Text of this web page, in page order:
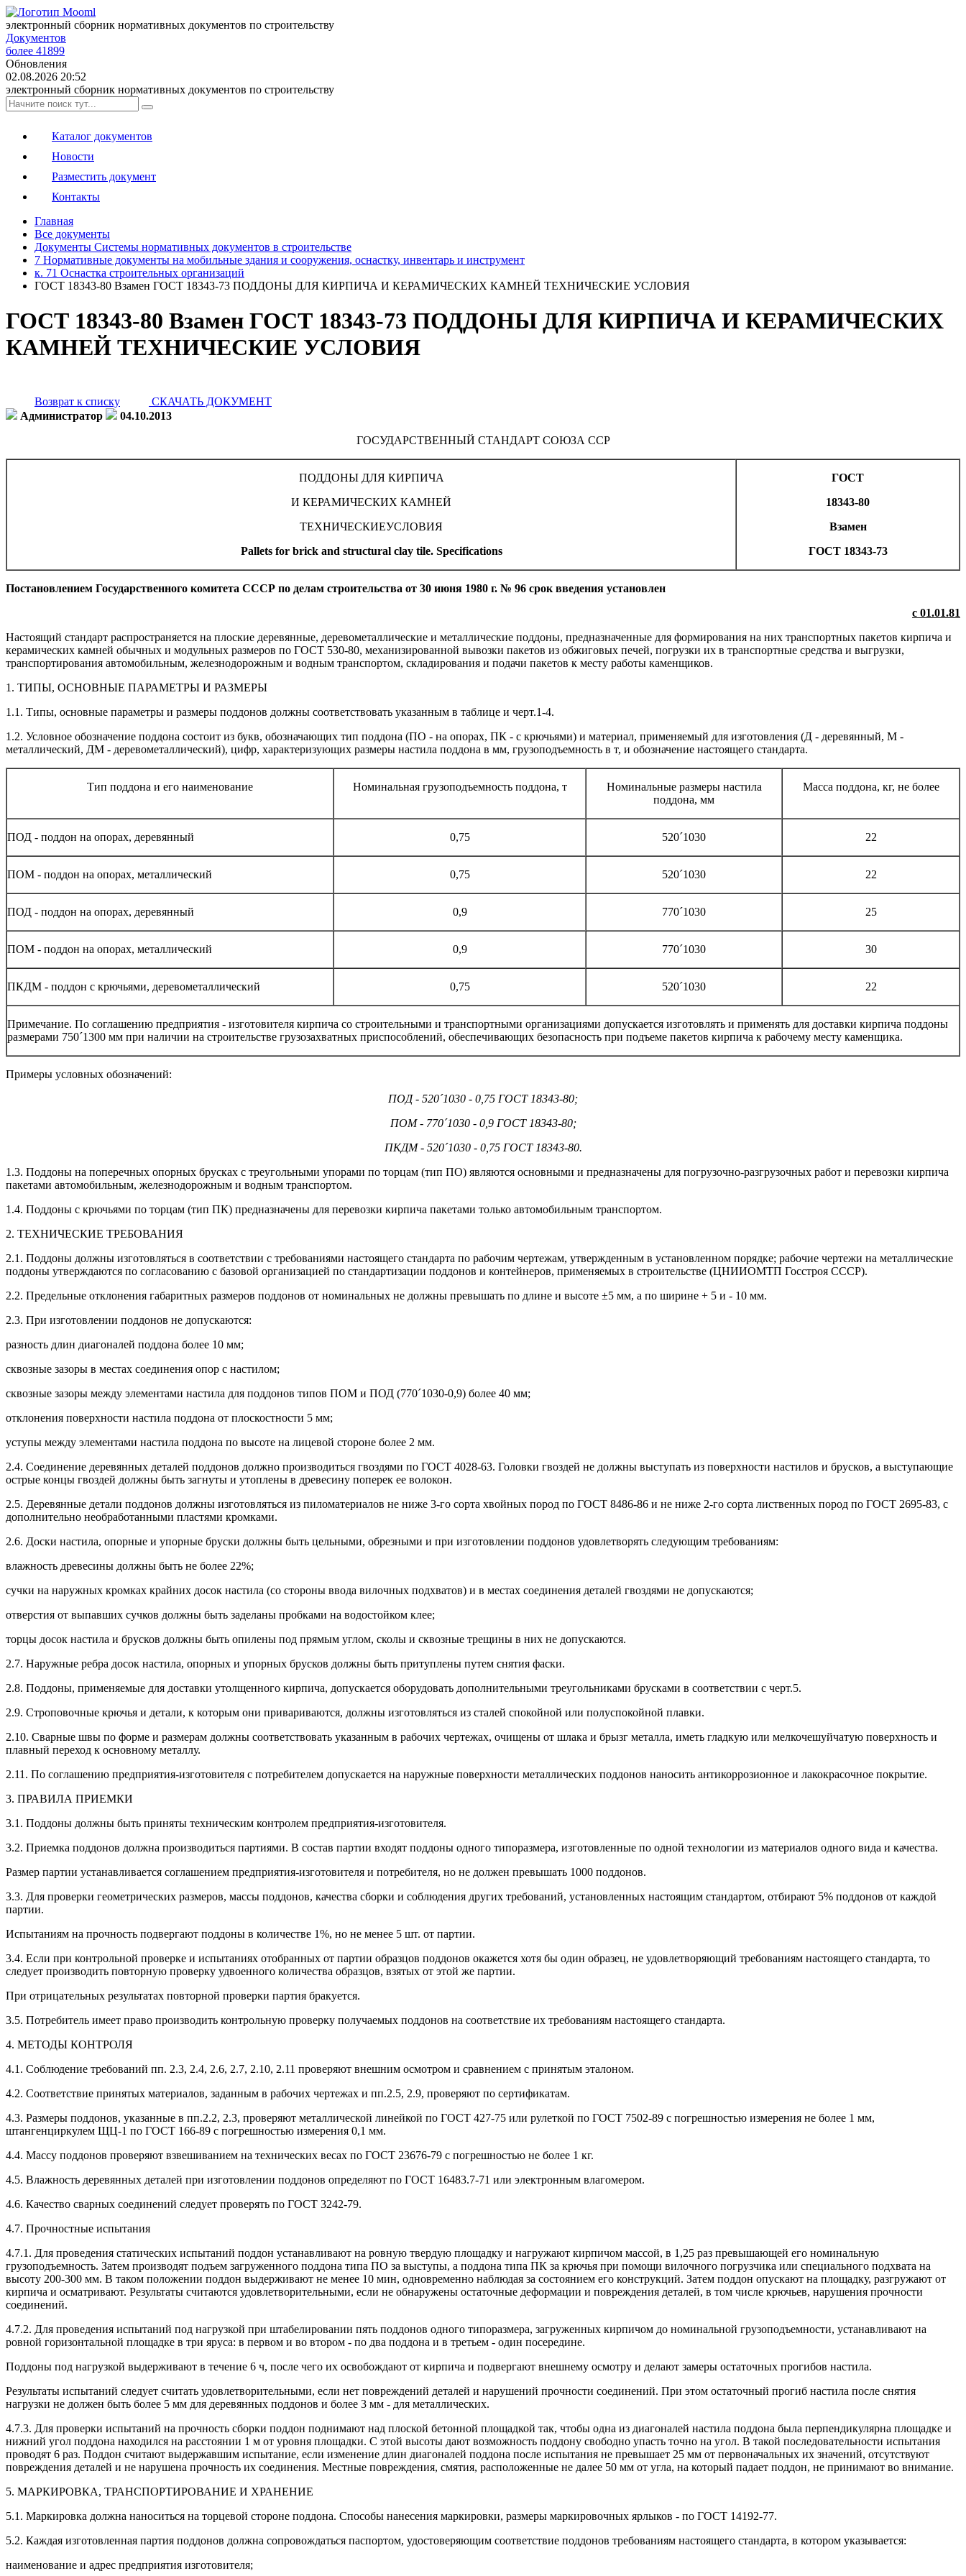
электронный сборник нормативных документов по строительству
Документов
более 41899
Обновления
02.08.2026 20:52
электронный сборник нормативных документов по строительству
Каталог документов
Новости
Разместить документ
Контакты
Главная
Все документы
Документы Системы нормативных документов в строительстве
7 Нормативные документы на мобильные здания и сооружения, оснастку, инвентарь и инструмент
к. 71 Оснастка строительных организаций
ГОСТ 18343-80 Взамен ГОСТ 18343-73 ПОДДОНЫ ДЛЯ КИРПИЧА И КЕРАМИЧЕСКИХ КАМНЕЙ ТЕХНИЧЕСКИЕ УСЛОВИЯ
ГОСТ 18343-80 Взамен ГОСТ 18343-73 ПОДДОНЫ ДЛЯ КИРПИЧА И КЕРАМИЧЕСКИХ
КАМНЕЙ ТЕХНИЧЕСКИЕ УСЛОВИЯ
Возврат к списку
СКАЧАТЬ ДОКУМЕНТ
Администратор
04.10.2013
ГОСУДАРСТВЕННЫЙ СТАНДАРТ СОЮЗА ССР
ПОДДОНЫ ДЛЯ КИРПИЧА
И КЕРАМИЧЕСКИХ КАМНЕЙ
ТЕХНИЧЕСКИЕУСЛОВИЯ
Pallets for brick and structural clay tile. Specifications
ГОСТ
18343-80
Взамен
ГОСТ18343-73
Постановлением Государственного комитета СССР по делам строительства от 30 июня 1980 г. № 96 срок введения установлен
с 01.01.81
Настоящий стандарт распространяется на плоские деревянные, деревометаллические и металлические поддоны, предназначенные для формирования на них транспортных пакетов кирпича и
керамических камней обычных и модульных размеров по ГОСТ 530-80, механизированной вывозки пакетов из обжиговых печей, погрузки их в транспортные средства и выгрузки,
транспортирования автомобильным, железнодорожным и водным транспортом, складирования и подачи пакетов к месту работы каменщиков.
1. ТИПЫ, ОСНОВНЫЕ ПАРАМЕТРЫ И РАЗМЕРЫ
1.1. Типы, основные параметры и размеры поддонов должны соответствовать указанным в таблице и черт.1-4.
1.2. Условное обозначение поддона состоит из букв, обозначающих тип поддона (ПО - на опорах, ПК - с крючьями) и материал, применяемый для изготовления (Д - деревянный, М -
металлический, ДМ - деревометаллический), цифр, характеризующих размеры настила поддона в мм, грузоподъемность в т, и обозначение настоящего стандарта.
Тип поддона и его наименование Номинальная грузоподъемность поддона, т
Номинальные размеры настила
поддона, мм
Масса поддона, кг, не более
ПОД - поддон на опорах, деревянный 0,75 520´1030 22
ПОМ - поддон на опорах, металлический 0,75 520´1030 22
ПОД - поддон на опорах, деревянный 0,9 770´1030 25
ПОМ - поддон на опорах, металлический 0,9 770´1030 30
ПКДМ - поддон с крючьями, деревометаллический 0,75 520´1030 22
Примечание. По соглашению предприятия - изготовителя кирпича со строительными и транспортными организациями допускается изготовлять и применять для доставки кирпича поддоны
размерами 750´1300 мм при наличии на строительстве грузозахватных приспособлений, обеспечивающих безопасность при подъеме пакетов кирпича к рабочему месту каменщика.
Примеры условных обозначений:
ПОД - 520´1030 - 0,75 ГОСТ 18343-80;
ПОМ - 770´1030 - 0,9 ГОСТ 18343-80;
ПКДМ - 520´1030 - 0,75 ГОСТ 18343-80.
1.3. Поддоны на поперечных опорных брусках с треугольными упорами по торцам (тип ПО) являются основными и предназначены для погрузочно-разгрузочных работ и перевозки кирпича
пакетами автомобильным, железнодорожным и водным транспортом.
1.4. Поддоны с крючьями по торцам (тип ПК) предназначены для перевозки кирпича пакетами только автомобильным транспортом.
2. ТЕХНИЧЕСКИЕ ТРЕБОВАНИЯ
2.1. Поддоны должны изготовляться в соответствии с требованиями настоящего стандарта по рабочим чертежам, утвержденным в установленном порядке; рабочие чертежи на металлические
поддоны утверждаются по согласованию с базовой организацией по стандартизации поддонов и контейнеров, применяемых в строительстве (ЦНИИОМТП Госстроя СССР).
2.2. Предельные отклонения габаритных размеров поддонов от номинальных не должны превышать по длине и высоте ±5 мм, а по ширине + 5 и - 10 мм.
2.3. При изготовлении поддонов не допускаются:
разность длин диагоналей поддона более 10 мм;
сквозные зазоры в местах соединения опор с настилом;
сквозные зазоры между элементами настила для поддонов типов ПОМ и ПОД (770´1030-0,9) более 40 мм;
отклонения поверхности настила поддона от плоскостности 5 мм;
уступы между элементами настила поддона по высоте на лицевой стороне более 2 мм.
2.4. Соединение деревянных деталей поддонов должно производиться гвоздями по ГОСТ 4028-63. Головки гвоздей не должны выступать из поверхности настилов и брусков, а выступающие
острые концы гвоздей должны быть загнуты и утоплены в древесину поперек ее волокон.
2.5. Деревянные детали поддонов должны изготовляться из пиломатериалов не ниже 3-го сорта хвойных пород по ГОСТ 8486-86 и не ниже 2-го сорта лиственных пород по ГОСТ 2695-83, с
дополнительно необработанными пластями кромками.
2.6. Доски настила, опорные и упорные бруски должны быть цельными, обрезными и при изготовлении поддонов удовлетворять следующим требованиям:
влажность древесины должны быть не более 22%;
сучки на наружных кромках крайних досок настила (со стороны ввода вилочных подхватов) и в местах соединения деталей гвоздями не допускаются;
отверстия от выпавших сучков должны быть заделаны пробками на водостойком клее;
торцы досок настила и брусков должны быть опилены под прямым углом, сколы и сквозные трещины в них не допускаются.
2.7. Наружные ребра досок настила, опорных и упорных брусков должны быть притуплены путем снятия фаски.
2.8. Поддоны, применяемые для доставки утолщенного кирпича, допускается оборудовать дополнительными треугольниками брусками в соответствии с черт.5.
2.9. Строповочные крючья и детали, к которым они привариваются, должны изготовляться из сталей спокойной или полуспокойной плавки.
2.10. Сварные швы по форме и размерам должны соответствовать указанным в рабочих чертежах, очищены от шлака и брызг металла, иметь гладкую или мелкочешуйчатую поверхность и
плавный переход к основному металлу.
2.11. По соглашению предприятия-изготовителя с потребителем допускается на наружные поверхности металлических поддонов наносить антикоррозионное и лакокрасочное покрытие.
3. ПРАВИЛА ПРИЕМКИ
3.1. Поддоны должны быть приняты техническим контролем предприятия-изготовителя.
3.2. Приемка поддонов должна производиться партиями. В состав партии входят поддоны одного типоразмера, изготовленные по одной технологии из материалов одного вида и качества.
Размер партии устанавливается соглашением предприятия-изготовителя и потребителя, но не должен превышать 1000 поддонов.
3.3. Для проверки геометрических размеров, массы поддонов, качества сборки и соблюдения других требований, установленных настоящим стандартом, отбирают 5% поддонов от каждой
партии.
Испытаниям на прочность подвергают поддоны в количестве 1%, но не менее 5 шт. от партии.
3.4. Если при контрольной проверке и испытаниях отобранных от партии образцов поддонов окажется хотя бы один образец, не удовлетворяющий требованиям настоящего стандарта, то
следует производить повторную проверку удвоенного количества образцов, взятых от этой же партии.
При отрицательных результатах повторной проверки партия бракуется.
3.5. Потребитель имеет право производить контрольную проверку получаемых поддонов на соответствие их требованиям настоящего стандарта.
4. МЕТОДЫ КОНТРОЛЯ
4.1. Соблюдение требований пп. 2.3, 2.4, 2.6, 2.7, 2.10, 2.11 проверяют внешним осмотром и сравнением с принятым эталоном.
4.2. Соответствие принятых материалов, заданным в рабочих чертежах и пп.2.5, 2.9, проверяют по сертификатам.
4.3. Размеры поддонов, указанные в пп.2.2, 2.3, проверяют металлической линейкой по ГОСТ 427-75 или рулеткой по ГОСТ 7502-89 с погрешностью измерения не более 1 мм,
штангенциркулем ЩЦ-1 по ГОСТ 166-89 с погрешностью измерения 0,1 мм.
4.4. Массу поддонов проверяют взвешиванием на технических весах по ГОСТ 23676-79 с погрешностью не более 1 кг.
4.5. Влажность деревянных деталей при изготовлении поддонов определяют по ГОСТ 16483.7-71 или электронным влагомером.
4.6. Качество сварных соединений следует проверять по ГОСТ 3242-79.
4.7. Прочностные испытания
4.7.1. Для проведения статических испытаний поддон устанавливают на ровную твердую площадку и нагружают кирпичом массой, в 1,25 раз превышающей его номинальную
грузоподъемность. Затем производят подъем загруженного поддона типа ПО за выступы, а поддона типа ПК за крючья при помощи вилочного погрузчика или специального подхвата на
высоту 200-300 мм. В таком положении поддон выдерживают не менее 10 мин, одновременно наблюдая за состоянием его конструкций. Затем поддон опускают на площадку, разгружают от
кирпича и осматривают. Результаты считаются удовлетворительными, если не обнаружены остаточные деформации и повреждения деталей, в том числе крючьев, нарушения прочности
соединений.
4.7.2. Для проведения испытаний под нагрузкой при штабелировании пять поддонов одного типоразмера, загруженных кирпичом до номинальной грузоподъемности, устанавливают на
ровной горизонтальной площадке в три яруса: в первом и во втором - по два поддона и в третьем - один посередине.
Поддоны под нагрузкой выдерживают в течение 6 ч, после чего их освобождают от кирпича и подвергают внешнему осмотру и делают замеры остаточных прогибов настила.
Результаты испытаний следует считать удовлетворительными, если нет повреждений деталей и нарушений прочности соединений. При этом остаточный прогиб настила после снятия
нагрузки не должен быть более 5 мм для деревянных поддонов и более 3 мм - для металлических.
4.7.3. Для проверки испытаний на прочность сборки поддон поднимают над плоской бетонной площадкой так, чтобы одна из диагоналей настила поддона была перпендикулярна площадке и
нижний угол поддона находился на расстоянии 1 м от уровня площадки. С этой высоты дают возможность поддону свободно упасть точно на угол. В такой последовательности испытания
проводят 6 раз. Поддон считают выдержавшим испытание, если изменение длин диагоналей поддона после испытания не превышает 25 мм от первоначальных их значений, отсутствуют
повреждения деталей и не нарушена прочность их соединения. Местные повреждения, смятия, расположенные не далее 50 мм от угла, на который падает поддон, не принимают во внимание.
5. МАРКИРОВКА, ТРАНСПОРТИРОВАНИЕ И ХРАНЕНИЕ
5.1. Маркировка должна наноситься на торцевой стороне поддона. Способы нанесения маркировки, размеры маркировочных ярлыков - по ГОСТ 14192-77.
5.2. Каждая изготовленная партия поддонов должна сопровождаться паспортом, удостоверяющим соответствие поддонов требованиям настоящего стандарта, в котором указывается:
наименование и адрес предприятия изготовителя;